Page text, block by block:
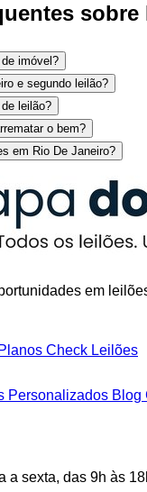
sobre
imóvel?
e segundo leilão?
leilão?
o bem?
em Rio De Janeiro?
em
Planos Check Leilões
Personalizados Blog
a sexta, das 9h às